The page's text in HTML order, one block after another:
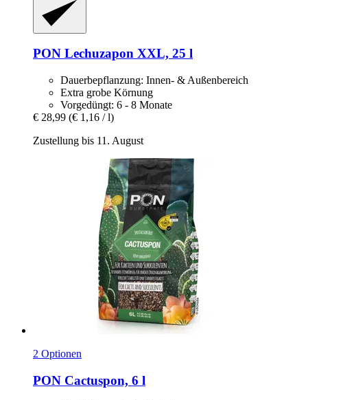
PON Lechuzapon XXL, 25 l
Dauerbepflanzung: Innen- & Außenbereich
Extra grobe Körnung
Vorgedüngt: 6 - 8 Monate
€ 28,99 (€ 1,16 / l)
Zustellung bis 11. August
2 Optionen
PON Cactuspon, 6 l